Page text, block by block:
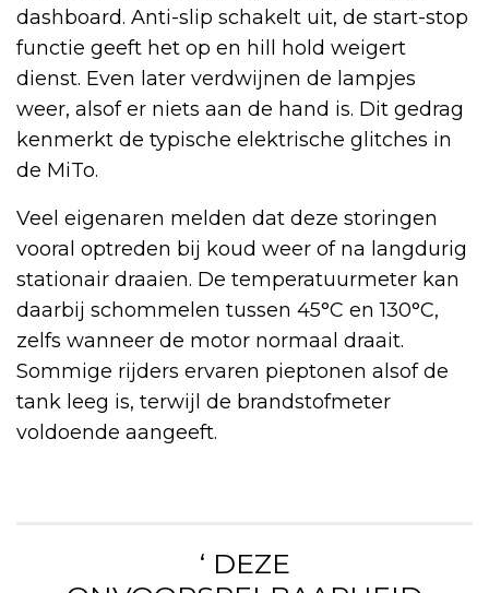
dashboard. Anti-slip schakelt uit, de start-stop
functie geeft het op en hill hold weigert
dienst. Even later verdwijnen de lampjes
weer, alsof er niets aan de hand is. Dit gedrag
kenmerkt de typische elektrische glitches in
de MiTo.
Veel eigenaren melden dat deze storingen
vooral optreden bij koud weer of na langdurig
stationair draaien. De temperatuurmeter kan
daarbij schommelen tussen 45°C en 130°C,
zelfs wanneer de motor normaal draait.
Sommige rijders ervaren pieptonen alsof de
tank leeg is, terwijl de brandstofmeter
voldoende aangeeft.
‘ DEZE